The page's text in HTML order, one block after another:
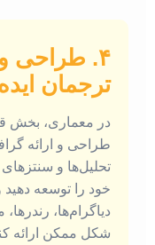
۴. طراحی
ترجمان
در معماری، بخش
طراحی و ارائه
تحلیل‌ها و
خود را توسعه
دیاگرام‌ها،
شکل ممکن ارائه